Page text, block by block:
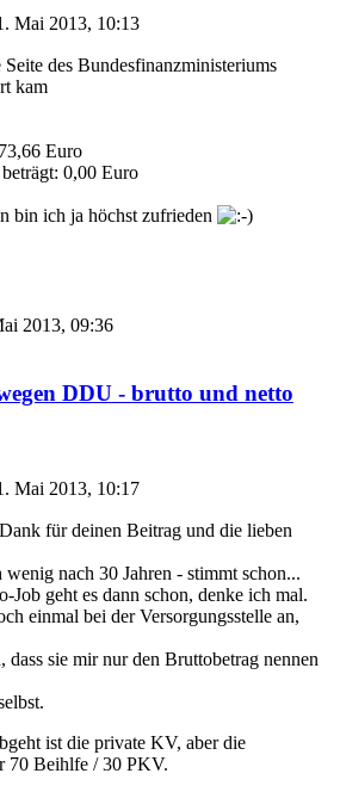
Mai 2013, 10:13
des Bundesfinanzministeriums
kam
Euro
0,00 Euro
bin ich ja höchst zufrieden
2013, 09:36
DDU - brutto und netto
Mai 2013, 10:17
für deinen Beitrag und die lieben
nach 30 Jahren - stimmt schon...
Job geht es dann schon, denke ich mal.
einmal bei der Versorgungsstelle an,
dass sie mir nur den Bruttobetrag nennen
ist die private KV, aber die
70 Beihlfe / 30 PKV.